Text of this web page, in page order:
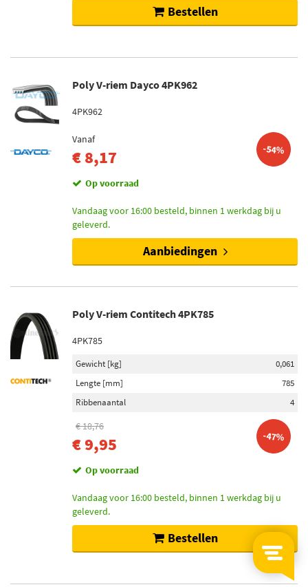
Bestellen
Poly V-riem Dayco 4PK962
4PK962
Vanaf
€ 8,17 -54%
Op voorraad
Vandaag voor 16:00 besteld, binnen 1 werkdag bij u
geleverd.
Aanbiedingen
Poly V-riem Contitech 4PK785
4PK785
Gewicht [kg]
0,061
Lengte [mm]
785
Ribbenaantal
4
€ 18,76
€ 9,95 -47%
Op voorraad
Vandaag voor 16:00 besteld, binnen 1 werkdag bij u
geleverd.
Bestellen